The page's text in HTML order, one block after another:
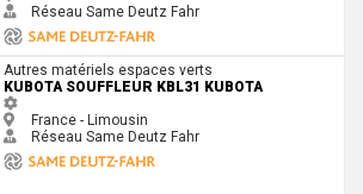
Réseau Same Deutz Fahr
Kubota
Autres matériels espaces verts
KUBOTA SOUFFLEUR KBL31 KUBOTA
France - Limousin
Réseau Same Deutz Fahr